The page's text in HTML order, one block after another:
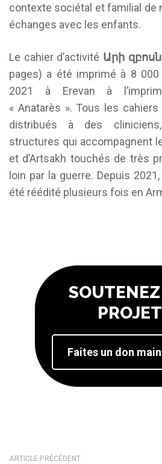
contexte sociétal et familial de
échanges avec les enfants.
Le cahier d’activité Արի
pages) a été imprimé à 8
2021 à Erevan à
« Anatarès ». Tous les
distribués à des
structures qui accompagnent
et d’Art­sakh touchés de très
loin par la guerre. Depuis
été réédité plusieurs fois en
Faites un don
ARTICLE PRÉCÉDENT